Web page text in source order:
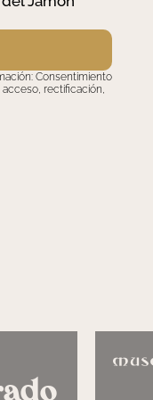
Consentimiento
rectificación,